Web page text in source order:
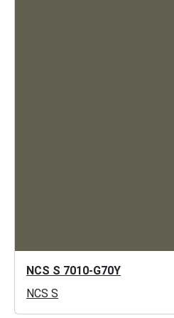
NCS S 7010-G70Y
NCS S